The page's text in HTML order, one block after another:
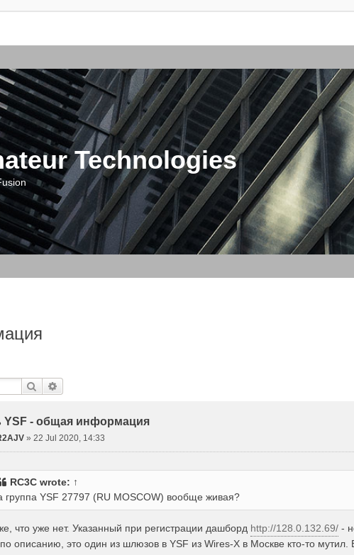
Technologies
Search
YSF - общая информация
»22 Jul 2020, 14:33
RC3Cwrote: ↑
группа YSF 27797 (RU MOSCOW) вообще живая?
что уже нет. Указанный при регистрации дашборд http://128.0.132.69/-
описанию, это один из шлюзов в YSF из Wires-X в Москве кто-то